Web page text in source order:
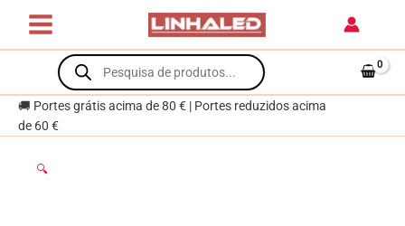
content
Products
search
🚚 Portes grátis acima de 80 € | Portes reduzidos acima
de 60 €
🔍
VAS
1x5W
CCT
Branco